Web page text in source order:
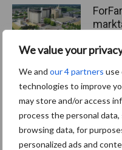
We value your
We and our 4 partners use
technologies to improve
may store and/or access
process the personal data,
browsing data, for
personalized ads and
markt
Themapagina's
Diergezondheid